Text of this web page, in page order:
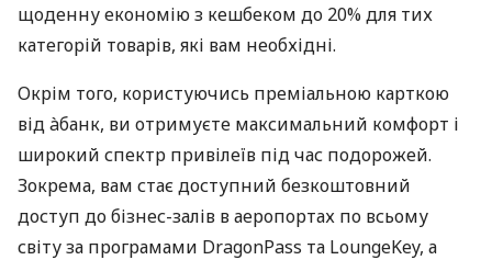
щоденну економію з кешбеком до 20% для тих
категорій товарів, які вам необхідні.
Окрім того, користуючись преміальною карткою
від àбанк, ви отримуєте максимальний комфорт і
широкий спектр привілеїв під час подорожей.
Зокрема, вам стає доступний безкоштовний
доступ до бізнес-залів в аеропортах по всьому
світу за програмами DragonPass та LoungeKey, а